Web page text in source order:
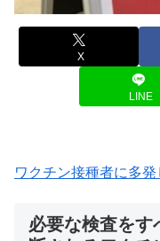
X
LINE
ワクチン接種者に多
必要な検査をす